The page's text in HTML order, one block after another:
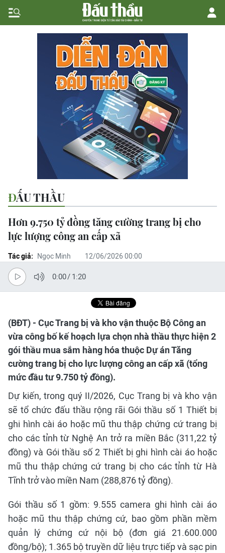
ĐẤU THẦU
Hơn 9.750 tỷ đồng tăng cường trang bị cho
lực lượng công an cấp xã
Tác giả: Ngọc Minh 12/06/2026 00:00
0:00/ 1:20
(BĐT) - Cục Trang bị và kho vận thuộc Bộ Công an
vừa công bố kế hoạch lựa chọn nhà thầu thực hiện 2
gói thầu mua sắm hàng hóa thuộc Dự án Tăng
cường trang bị cho lực lượng công an cấp xã (tổng
mức đầu tư 9.750 tỷ đồng).
Dự kiến, trong quý II/2026, Cục Trang bị và kho vận
sẽ tổ chức đấu thầu rộng rãi Gói thầu số 1 Thiết bị
ghi hình cài áo hoặc mũ thu thập chứng cứ trang bị
cho các tỉnh từ Nghệ An trở ra miền Bắc (311,22 tỷ
đồng) và Gói thầu số 2 Thiết bị ghi hình cài áo hoặc
mũ thu thập chứng cứ trang bị cho các tỉnh từ Hà
Tĩnh trở vào miền Nam (288,876 tỷ đồng).
Gói thầu số 1 gồm: 9.555 camera ghi hình cài áo
hoặc mũ thu thập chứng cứ, bao gồm phần mềm
quản lý chứng cứ nội bộ (đơn giá 21.600.000
đồng/bộ); 1.365 bộ truyền dữ liệu trực tiếp và sạc pin